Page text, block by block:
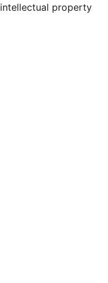
property